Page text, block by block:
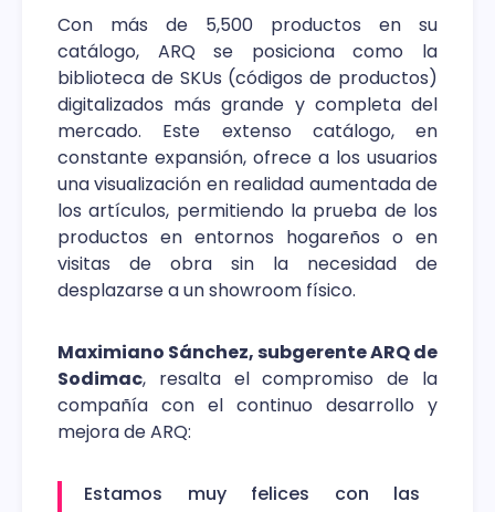
Con más de 5,500 productos en su
catálogo, ARQ se posiciona como la
biblioteca de SKUs (códigos de productos)
digitalizados más grande y completa del
mercado. Este extenso catálogo, en
constante expansión, ofrece a los usuarios
una visualización en realidad aumentada de
los artículos, permitiendo la prueba de los
productos en entornos hogareños o en
visitas de obra sin la necesidad de
desplazarse a un showroom físico.
Maximiano Sánchez, subgerente ARQ de
Sodimac, resalta el compromiso de la
compañía con el continuo desarrollo y
mejora de ARQ:
Estamos muy felices con las